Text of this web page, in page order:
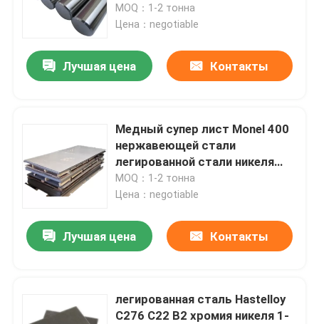
MOQ：1-2 тонна
Цена：negotiable
Лучшая цена Контакты
Медный супер лист Monel 400
нержавеющей стали
легированной стали никеля
сплавов
MOQ：1-2 тонна
Цена：negotiable
Лучшая цена Контакты
легированная сталь Hastelloy
C276 C22 B2 хромия никеля 1-